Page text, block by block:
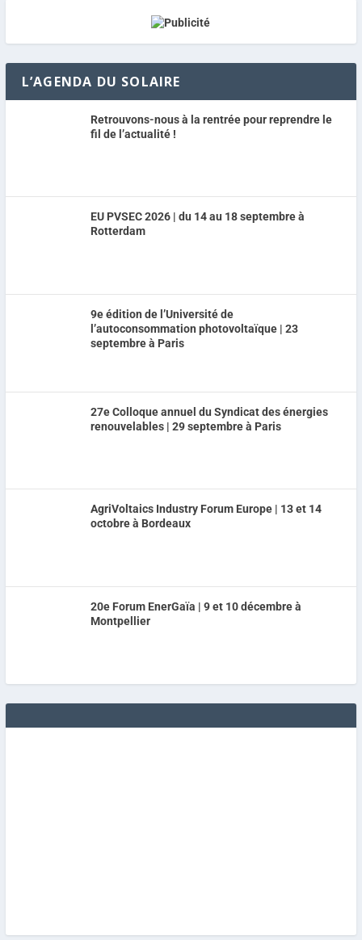
L’AGENDA DU SOLAIRE
Retrouvons-nous à la rentrée pour reprendre le
fil de l’actualité !
EU PVSEC 2026 | du 14 au 18 septembre à
Rotterdam
9e édition de l’Université de
l’autoconsommation photovoltaïque | 23
septembre à Paris
27e Colloque annuel du Syndicat des énergies
renouvelables | 29 septembre à Paris
AgriVoltaics Industry Forum Europe | 13 et 14
octobre à Bordeaux
20e Forum EnerGaïa | 9 et 10 décembre à
Montpellier